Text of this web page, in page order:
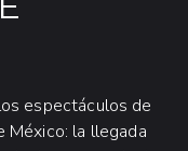
espectáculos de
México: la llegada